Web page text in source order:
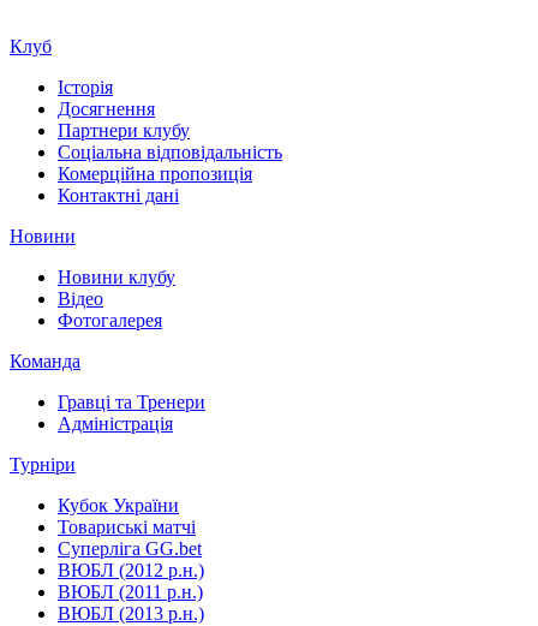
Клуб
Історія
Досягнення
Партнери клубу
Соціальна відповідальність
Комерційна пропозиція
Контактні дані
Новини
Новини клубу
Відео
Фотогалерея
Команда
Гравці та Тренери
Адміністрація
Турніри
Кубок України
Товариські матчі
Суперліга GG.bet
ВЮБЛ (2012 р.н.)
ВЮБЛ (2011 р.н.)
ВЮБЛ (2013 р.н.)